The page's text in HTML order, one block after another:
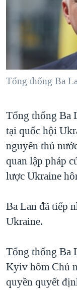
"Tìm"NGƯỜI VIỆT
KINH TẾ
KHOA HỌC
SỨC KHOẺ
THỂ THAO
GIÁO DỤC
HÀNH TRÌNH
MỘT NĂM
GIẢI MÃ VÀNH
GROUND ZERO
CHI PHÍ CHIẾN
CÁC GIÁ TRỊ
THƯỢNG ĐỈNH
NGƯ DÂN VIỆT
BÊN KIA QUỐC
VIDEO
Tổng thống Ba
Tổng thống Ba
tại quốc hội
nguyên thủ
quan lập pháp
lược Ukraine
Ba Lan đã tiếp
Ukraine.
Tổng thống Ba
Kyiv hôm Chủ
quyền quyết